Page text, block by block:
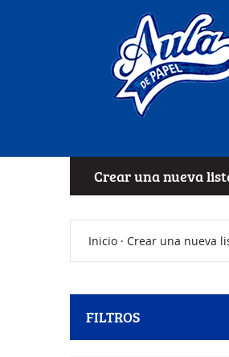
Crear una nueva
Inicio · Crear una nueva
FILTROS